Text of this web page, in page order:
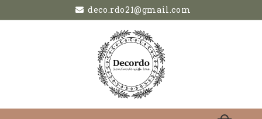
deco.rdo21@gmail.com